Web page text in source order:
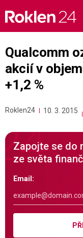
content
Qualcomm
akcií v
+1,2 %
Roklen24 10. 3. 2015
Zapojte se do
ze světa
Email: